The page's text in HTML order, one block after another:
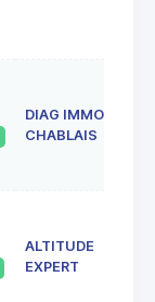
DIAG IMMO
CHABLAIS
ALTITUDE
EXPERT